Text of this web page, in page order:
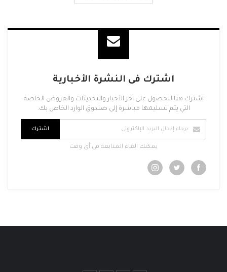
اشترك فى النشرة الأخبارية
اشترك هنا للحصول على آخر الأخبار والتحديثات والعروض الخاصة
التي يتم تسليمها مباشرة إلى صندوق الوارد الخاص بك.
اشترك
يمكنك الغاء المتابعة فى أى وقت